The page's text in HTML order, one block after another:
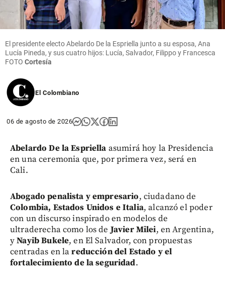
El presidente electo Abelardo De la Espriella junto a su esposa, Ana
Lucía Pineda, y sus cuatro hijos: Lucía, Salvador, Filippo y Francesca
FOTO Cortesía
El Colombiano
06 de agosto de 2026
Abelardo De la Espriella asumirá hoy la Presidencia
en una ceremonia que, por primera vez, será en
Cali.
Abogado penalista y empresario, ciudadano de
Colombia, Estados Unidos e Italia, alcanzó el poder
con un discurso inspirado en modelos de
ultraderecha como los deJavier Milei, en Argentina,
yNayib Bukele, en El Salvador, con propuestas
centradas en lareducción del Estado y el
fortalecimiento de la seguridad.